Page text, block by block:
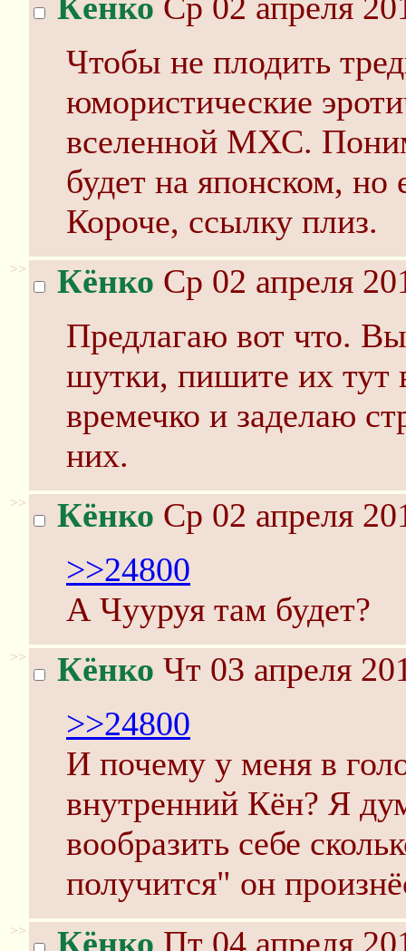
Чтобы не плодить
юмористические
вселенной МХС.
будет на японском, но
Короче, ссылку плиз.
>> Кёнко Ср 02 апреля
Предлагаю вот что.
шутки, пишите их тут
времечко и заделаю
них.
>> Кёнко Ср 02 апреля
>>24800
А Чууруя там будет?
>> Кёнко Чт 03 апреля
>>24800
И почему у меня в
внутренний Кён? Я
вообразить себе
получится" он
>> Кёнко Пт 04 апреля